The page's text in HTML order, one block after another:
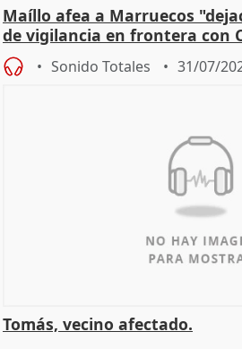
Maíllo afea a Marruecos
de vigilancia en frontera con
Sonido Totales 31/07/
Tomás, vecino afectado.